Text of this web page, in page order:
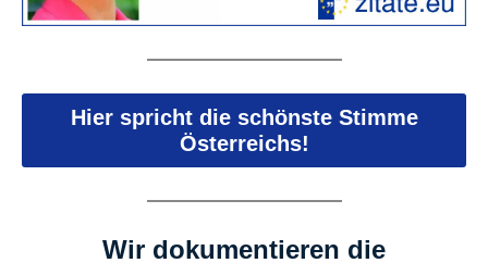
Hier spricht die schönste Stimme
Österreichs!
Wir dokumentieren die